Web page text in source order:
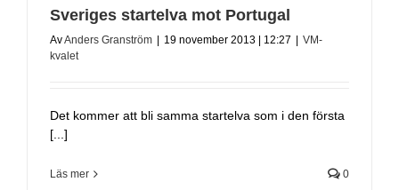
Sveriges startelva mot Portugal
AvAnders Granström | 19 november 2013 | 12:27 | VM-
kvalet
Det kommer att bli samma startelva som i den första
[...]
Läs mer 0